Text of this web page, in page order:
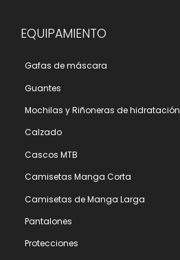
EQUIPAMIENTO
Gafas de máscara
Guantes
Mochilas y Riñoneras de hidratación
Calzado
Cascos MTB
Camisetas Manga Corta
Camisetas de Manga Larga
Pantalones
Protecciones